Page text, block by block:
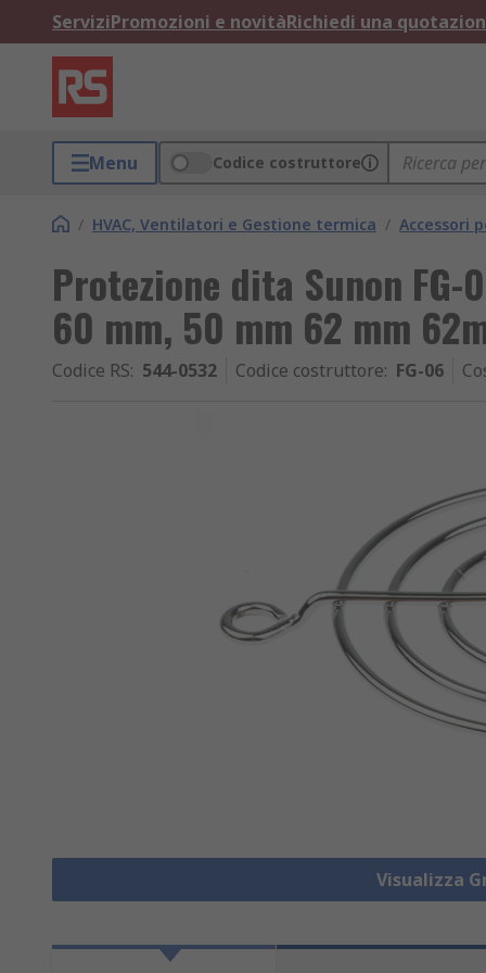
ServiziPromozioni e novitàRichiedi una
Menu Codice costruttore
/ HVAC, Ventilatori e Gestione termica / Accessori
Protezione dita Sunon
60 mm, 50 mm 62 mm
Codice RS: 544-0532 Codice costruttore: FG-06
Visualizza